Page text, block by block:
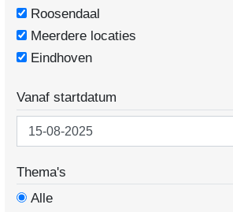
Roosendaal
Meerdere locaties
Eindhoven
Vanaf startdatum
Thema's
Alle